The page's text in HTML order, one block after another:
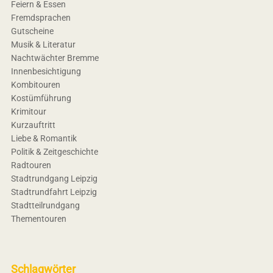
Feiern & Essen
Fremdsprachen
Gutscheine
Musik & Literatur
Nachtwächter Bremme
Innenbesichtigung
Kombitouren
Kostümführung
Krimitour
Kurzauftritt
Liebe & Romantik
Politik & Zeitgeschichte
Radtouren
Stadtrundgang Leipzig
Stadtrundfahrt Leipzig
Stadtteilrundgang
Thementouren
Schlagwörter